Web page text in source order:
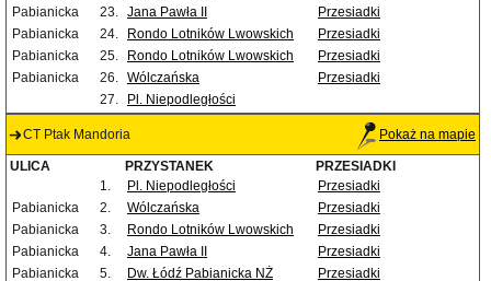
Pabianicka
23. Jana Pawła II
Przesiadki
Pabianicka
24. Rondo Lotników Lwowskich
Przesiadki
Pabianicka
25. Rondo Lotników Lwowskich
Przesiadki
Pabianicka
26. Wólczańska
Przesiadki
27.
Pl. Niepodległości
CT Ptak Mandoria Pokaż na mapie
ULICA PRZYSTANEK
PRZESIADKI
1.
Pl. Niepodległości
Przesiadki
Pabianicka
2. Wólczańska
Przesiadki
Pabianicka
3. Rondo Lotników Lwowskich
Przesiadki
Pabianicka
4. Jana Pawła II
Przesiadki
Pabianicka
5. Dw. Łódź Pabianicka NŻ
Przesiadki